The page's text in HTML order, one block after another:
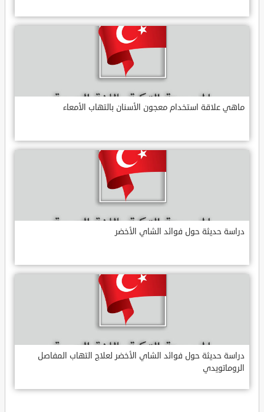
ماهي علاقة استخدام معجون الأسنان بالتهاب الأمعاء
دراسة حديثة حول فوائد الشاي الأخضر
دراسة حديثة حول فوائد الشاي الأخضر لعلاج التهاب المفاصل
الروماتويدي